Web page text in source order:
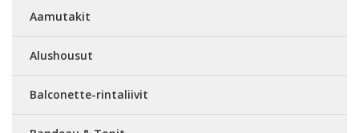
Aamutakit
Alushousut
Balconette-rintaliivit